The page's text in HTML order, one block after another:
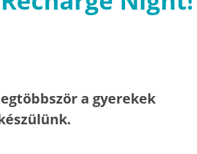
a gyerekek